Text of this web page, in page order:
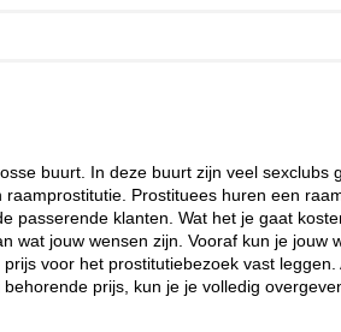
buurt. In deze buurt zijn veel sexclubs
Prostituees huren een
passerende klanten. Wat het je gaat
wat jouw wensen zijn. Vooraf kun je jouw
voor het prostitutiebezoek vast leggen.
prijs, kun je je volledig